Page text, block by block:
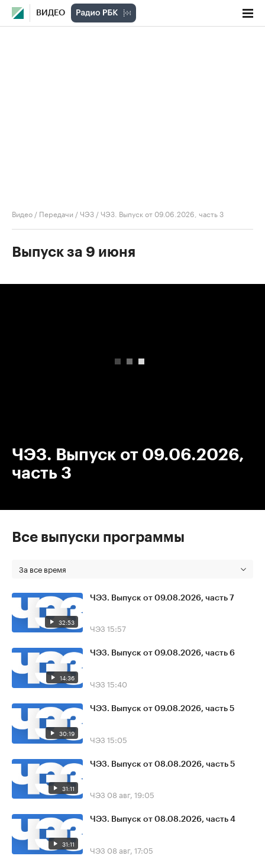
ВИДЕО
Видео / Передачи /ЧЭЗ /ЧЭЗ. Выпуск от 09.06.2026, часть 3
Выпуск за 9 июня
ЧЭЗ. Выпуск от 09.06.2026,
часть 3
Все выпуски программы
За все время
32:53
ЧЭЗ. Выпуск от 09.08.2026, часть 7
ЧЭЗ 15:57
14:36
ЧЭЗ. Выпуск от 09.08.2026, часть 6
ЧЭЗ 15:40
30:19
ЧЭЗ. Выпуск от 09.08.2026, часть 5
ЧЭЗ 15:05
31:11
ЧЭЗ. Выпуск от 08.08.2026, часть 5
ЧЭЗ 08 авг, 19:05
31:11
ЧЭЗ. Выпуск от 08.08.2026, часть 4
ЧЭЗ 08 авг, 17:05